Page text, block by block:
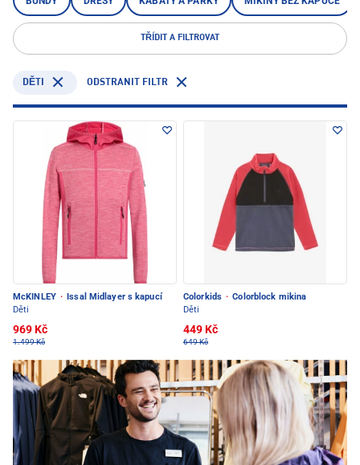
TŘÍDIT A FILTROVAT
DĚTI ODSTRANIT FILTR
McKINLEY · Issal Midlayer s kapucí
Děti
969 Kč
1.499 Kč
Colorkids · Colorblock mikina
Děti
449 Kč
649 Kč